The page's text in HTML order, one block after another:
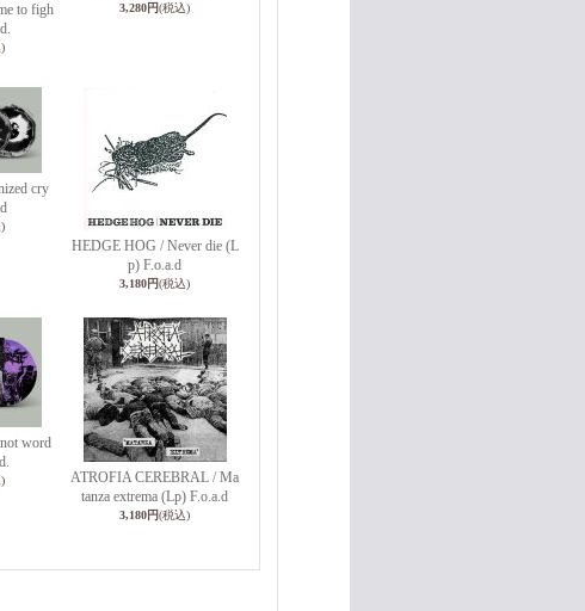
to figh
3,280円(税込)
cry
HEDGE HOG / Never die (L
p) F.o.a.d
3,180円(税込)
word
ATROFIA CEREBRAL / Ma
tanza extrema (Lp) F.o.a.d
3,180円(税込)